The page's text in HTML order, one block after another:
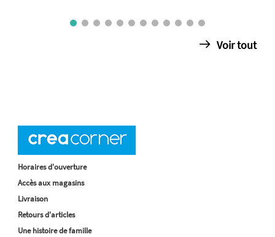
Voir tout
Horaires d'ouverture
Accès aux magasins
Livraison
Retours d'articles
Une histoire de famille